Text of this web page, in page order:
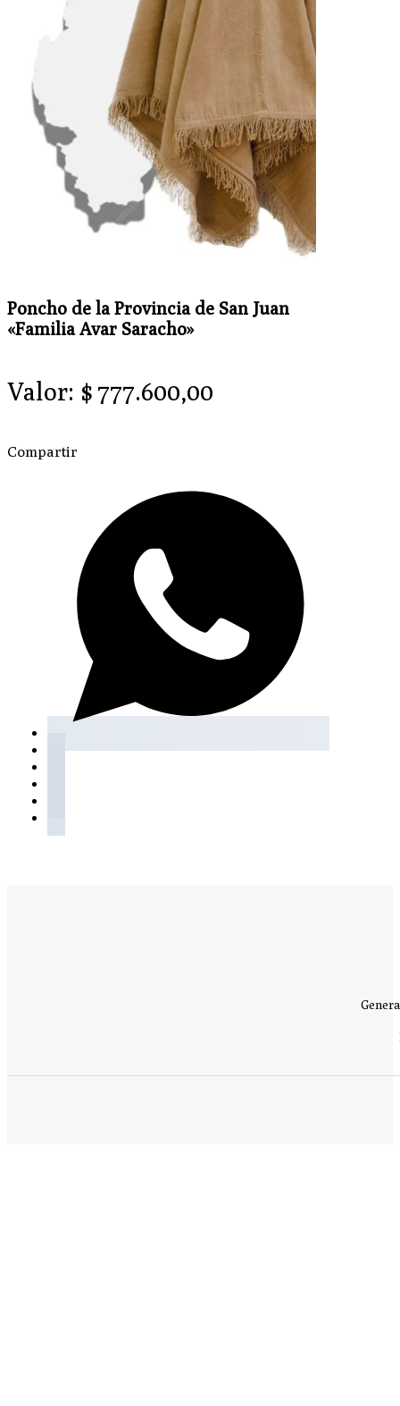
Poncho de la Provincia de San Juan
«Familia Avar Saracho»
Valor: $ 777.600,00
Compartir